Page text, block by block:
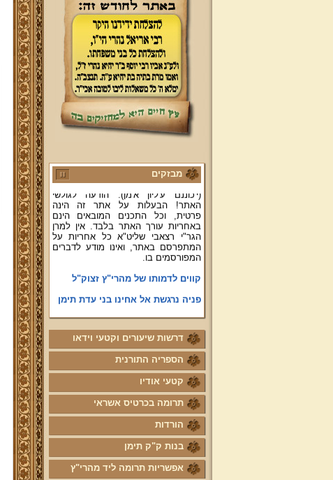
מבזקים
ברוכים הבאים לאתר מהרי"ץ
יד מהרי"ץ - פורטל תורני למורשת יהדות
תימן, האתר הרשמי להנצחת מורשתו
של גאון רבני תימן ותפארתם מהרי"ץ
זצוק"ל. באתר תמצאו גם תכנים תורניים
והלכתיים רבים של מרן הגאון הרב יצחק
רצאבי שליט"א - פוסק עדת תימן,
מחבר ספרי שלחן ערוך המקוצר ח"ח
ושו"ת עולת יצחק ג"ח ועוד, וכן תוכלו
תורה, שו"ת, מאמרים, תמונות, וקבלת
מידע אודות פעילות ק"ק תימן יע"א
(י'כוננם ע'ליון א'מן). הודעה לגולשי
האתר! הבעלות על אתר זה הינה
פרטית, וכל התכנים המובאים הינם
באחריות עורך האתר בלבד. אין למרן
הגר"י רצאבי שליט"א כל אחריות על
המתפרסם באתר, ואינו מודע לדברים
המפורסמים בו.
יע"א די בכל אתר ואתר
טופס הוראת קבע
לוח לימוד "עמוד יומי" בספר הזוהר
הקדוש
קול קורא לעמוד על משמר מסורת
ק"ק תימן יע"א וחיזוקה
פרשת השבוע להאזנה מאת החזן
ה"ה יהודה דהרי הי"ו
הרשמה לקהילת מהרי"ץ
נוספו קטעי וידאו
השיעור השבועי
דרשות שיעורים וקטעי וידאו
הספריה התורנית
קטעי אודיו
תרומה בכרטיס אשראי
הורדות
בנות ק"ק תימן
אפשריות תרומה ליד מהרי"ץ